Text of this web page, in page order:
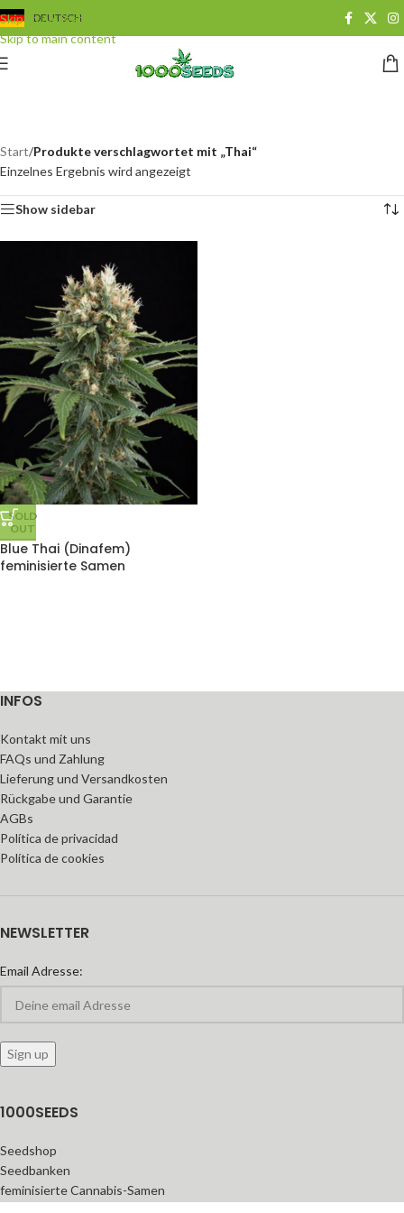
Skip to navigation
Skip to main content
DEUTSCH
Start/Produkte verschlagwortet mit „Thai“
Einzelnes Ergebnis wird angezeigt
Show sidebar
SOLD
OUT
Blue Thai (Dinafem)
feminisierte Samen
INFOS
Kontakt mit uns
FAQs und Zahlung
Lieferung und Versandkosten
Rückgabe und Garantie
AGBs
Política de privacidad
Política de cookies
NEWSLETTER
Email Adresse:
1000SEEDS
Seedshop
Seedbanken
feminisierte Cannabis-Samen